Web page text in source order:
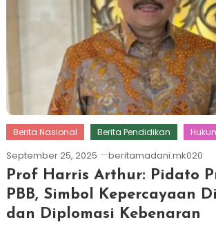
Berita Nasional Berita Pendidikan
September 25, 2025 beritamadani.mk020
Prof Harris Arthur: Pidato
PBB, Simbol Kepercayaan
dan Diplomasi Kebenaran